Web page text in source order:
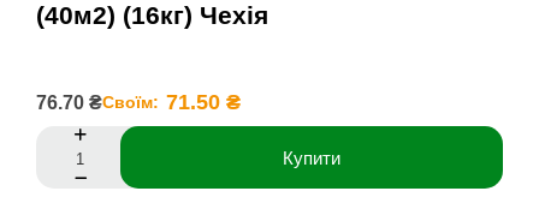
(40м2) (16кг) Чехія
76.70 ₴Своїм: 71.50 ₴
Купити